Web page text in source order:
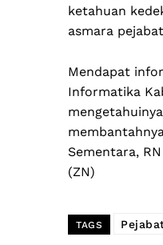
ketahuan
asmara
Mendapat
Informatika
Sementara,
(ZN)
TAGS